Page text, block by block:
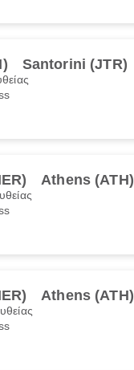
Santorini (JTR)
Athens (ATH)
Athens (ATH)